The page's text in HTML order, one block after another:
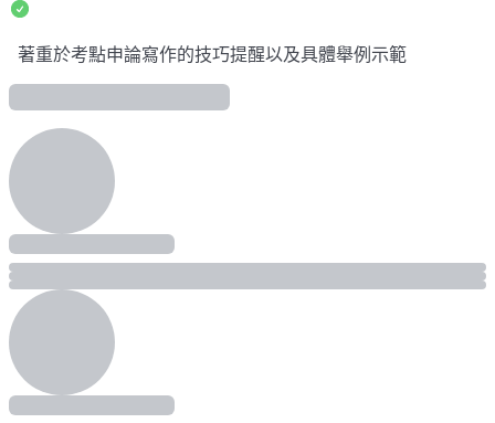
著重於考點申論寫作的技巧提醒以及具體舉例示範